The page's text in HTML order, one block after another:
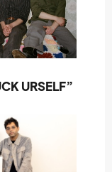
URSELF”